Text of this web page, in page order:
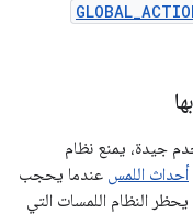
جيدة، يمنع نظام
أحداث اللمس عندما يحجب
النظام اللمسات التي